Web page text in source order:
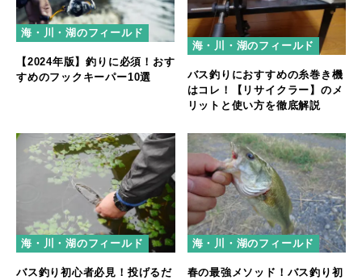
海・川・湖のフィールド
【2024年版】釣りに必須！おす
すめのフックキーパー10選
海・川・湖のフィールド
バス釣りにおすすめの糸巻き機
はコレ！【リサイクラー】のメ
リットと使い方を徹底解説
海・川・湖のフィールド
バス釣り初心者必見！投げるだ
海・川・湖のフィールド
春の最強メソッド！バス釣り初